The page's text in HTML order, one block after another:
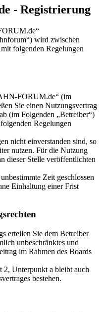
- Registrierung
wird zwischen
folgenden Regelungen
FORUM.de“ (im
Sie einen Nutzungsvertrag
(im Folgenden „Betreiber“)
Regelungen
nicht einverstanden sind, so
nutzen. Für die Nutzung
dieser Stelle veröffentlichten
Zeit geschlossen
Einhaltung einer Frist
erteilen Sie dem Betreiber
unbeschränktes und
im Rahmen des Boards
2, Unterpunkt a bleibt auch
bestehen.